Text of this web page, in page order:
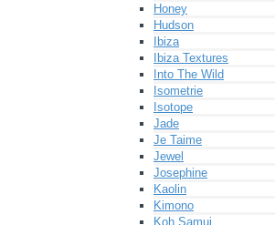
Honey
Hudson
Ibiza
Ibiza Textures
Into The Wild
Isometrie
Isotope
Jade
Je Taime
Jewel
Josephine
Kaolin
Kimono
Koh Samui